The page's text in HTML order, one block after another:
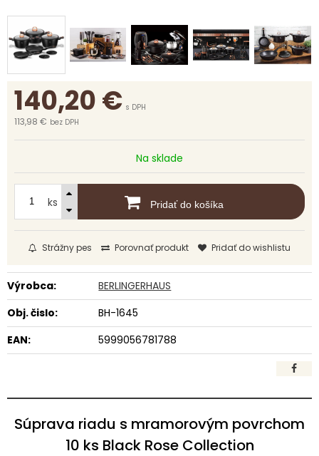
140,20€ s DPH
113,98 € bez DPH
Na sklade
ks Pridať do košíka
Strážny pes Porovnať produkt Pridať do wishlistu
Výrobca:
BERLINGERHAUS
Obj. čislo:
BH-1645
EAN:
5999056781788
Súprava riadu s mramorovým povrchom
10 ks Black Rose Collection